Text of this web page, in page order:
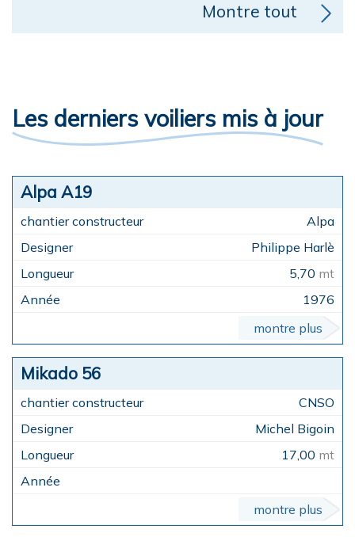
Montre tout
Les derniers voiliers mis à jour
Alpa A19
Alpa
Philippe Harlè
5,70 mt
1976
montre plus
Mikado 56
CNSO
Michel Bigoin
17,00 mt
montre plus